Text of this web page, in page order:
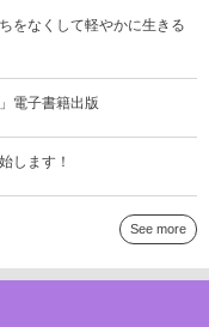
をなくして軽やかに生きる
電子書籍出版
します！
See more